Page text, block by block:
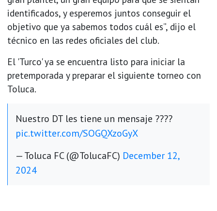
identificados, y esperemos juntos conseguir el
objetivo que ya sabemos todos cuál es”, dijo el
técnico en las redes oficiales del club.
El 'Turco' ya se encuentra listo para iniciar la
pretemporada y preparar el siguiente torneo con
Toluca.
Nuestro DT les tiene un mensaje ????
pic.twitter.com/SOGQXzoGyX
— Toluca FC (@TolucaFC) December 12,
2024